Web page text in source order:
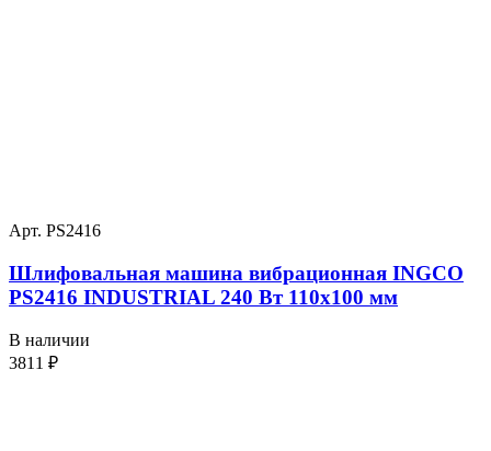
Арт. PS2416
Шлифовальная машина вибрационная INGCO
PS2416 INDUSTRIAL 240 Вт 110х100 мм
В наличии
3811 ₽